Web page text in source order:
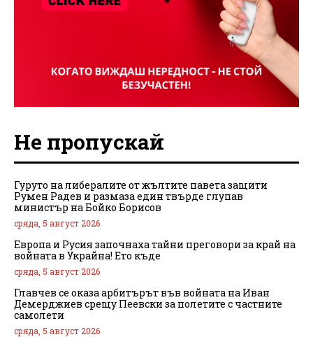
Не пропускай
Гуруто на либералите от жълтите павета защити
Румен Радев и размаза един твърде глупав
министър на Бойко Борисов
сряда, 5 август 2026
Европа и Русия започнаха тайни преговори за край на
войната в Украйна! Ето къде
сряда, 5 август 2026
Главчев се оказа арбитърът във войната на Иван
Демерджиев срещу Пеевски за полетите с частните
самолети
сряда, 5 август 2026